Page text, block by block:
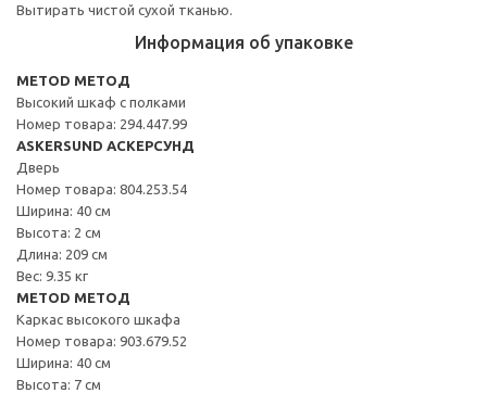
Вытирать чистой сухой тканью.
Информация об упаковке
METOD МЕТОД
Высокий шкаф с полками
Номер товара: 294.447.99
ASKERSUND АСКЕРСУНД
Дверь
Номер товара: 804.253.54
Ширина: 40 см
Высота: 2 см
Длина: 209 см
Вес: 9.35 кг
METOD МЕТОД
Каркас высокого шкафа
Номер товара: 903.679.52
Ширина: 40 см
Высота: 7 см